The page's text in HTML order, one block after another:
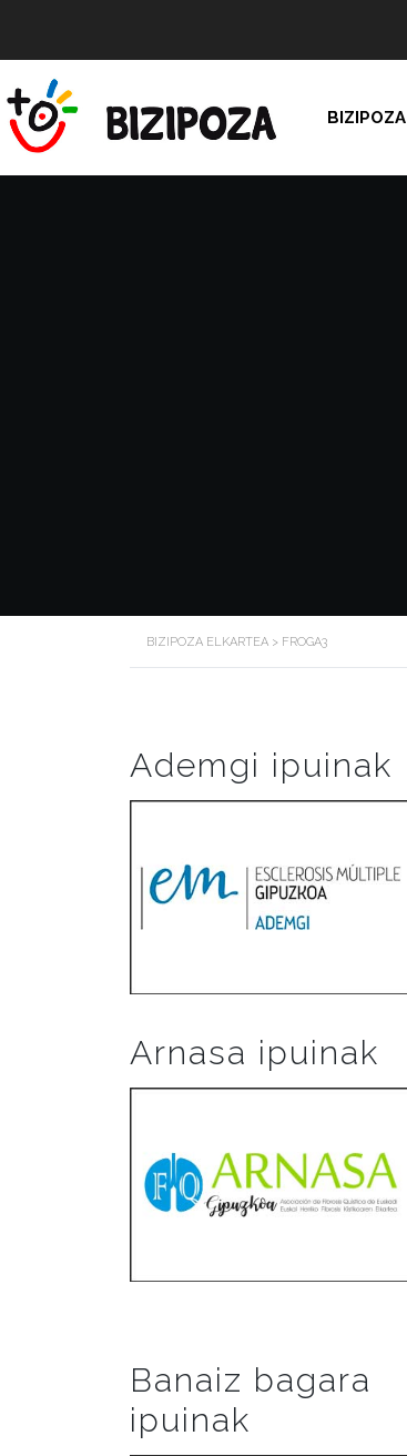
BIZIPOZA
BIZIPOZA ELKARTEA > FROGA3
Ademgi ipuinak
Arnasa ipuinak
Banaiz bagara
ipuinak